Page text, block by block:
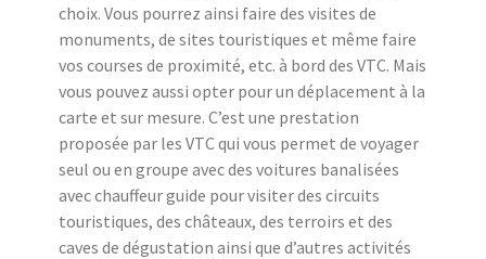
choix. Vous pourrez ainsi faire des visites de
monuments, de sites touristiques et même faire
vos courses de proximité, etc. à bord des VTC. Mais
vous pouvez aussi opter pour un déplacement à la
carte et sur mesure. C’est une prestation
proposée par les VTC qui vous permet de voyager
seul ou en groupe avec des voitures banalisées
avec chauffeur guide pour visiter des circuits
touristiques, des châteaux, des terroirs et des
caves de dégustation ainsi que d’autres activités